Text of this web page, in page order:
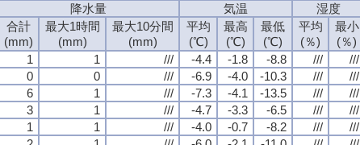
降水量 気温 湿度
合計
(mm)
最大1時間
(mm)
最大10分間
(mm)
平均
(℃)
最高
(℃)
最低
(℃)
平均
(％)
最小
(％)
1 1 /// -4.4 -1.8 -8.8 /// ///
0 0 /// -6.9 -4.0 -10.3 /// ///
6 1 /// -7.3 -4.1 -13.5 /// ///
3 1 /// -4.7 -3.3 -6.5 /// ///
1 1 /// -4.0 -0.7 -8.2 /// ///